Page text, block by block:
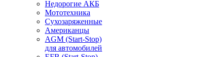
Недорогие АКБ
Мототехника
Сухозаряженные
Американцы
AGM (Start-Stop)
для автомобилей